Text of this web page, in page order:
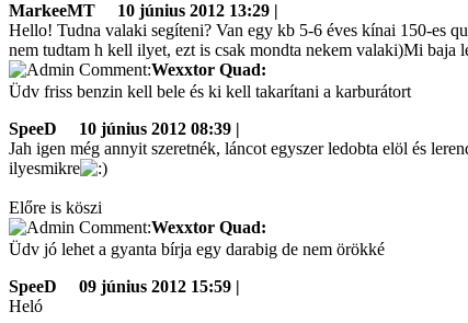
MarkeeMT
10 június 2012 13:29 |
Hello! Tudna valaki segíteni? Van egy kb 5-6 éves kínai 150-es
nem tudtam h kell ilyet, ezt is csak mondta nekem valaki)Mi baja
Wexxtor Quad:
Üdv friss benzin kell bele és ki kell takarítani a karburátort
SpeeD
10 június 2012 08:39 |
Jah igen még annyit szeretnék, láncot egyszer ledobta elöl és
ilyesmikre
Előre is köszi
Wexxtor Quad:
Üdv jó lehet a gyanta bírja egy darabig de nem örökké
SpeeD
09 június 2012 15:59 |
Heló